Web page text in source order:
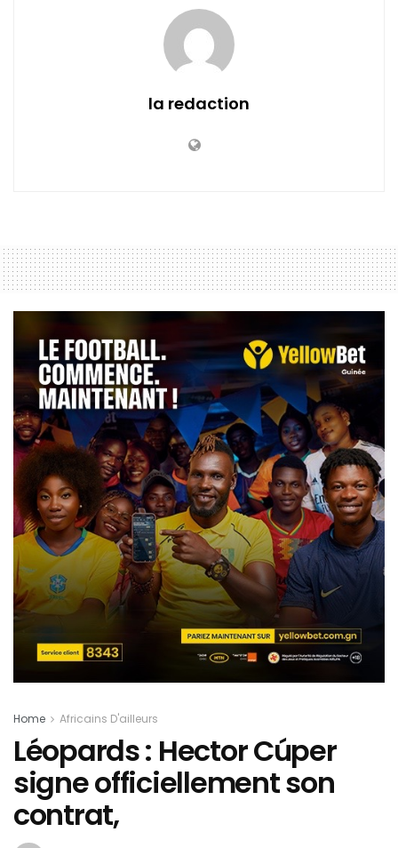
la redaction
Home Africains D'ailleurs
Léopards : Hector Cúper
signe officiellement son
contrat,